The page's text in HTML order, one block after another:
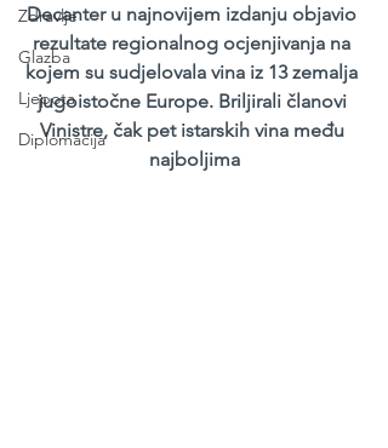
Zdravlje
Glazba
Ljepota
Diplomacija
Decanter u najnovijem izdanju objavio
rezultate regionalnog ocjenjivanja na
kojem su sudjelovala vina iz 13 zemalja
jugoistočne Europe. Briljirali članovi
Vinistre, čak pet istarskih vina među
najboljima